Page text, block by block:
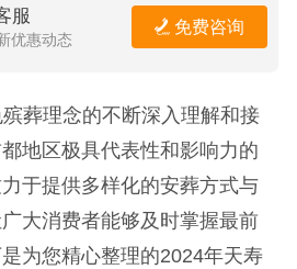
服
优惠动态
免费咨询
葬理念的不断深入理解和接
地区极具代表性和影响力的
于提供多样化的安葬方式与
大消费者能够及时掌握最前
为您精心整理的2024年天寿